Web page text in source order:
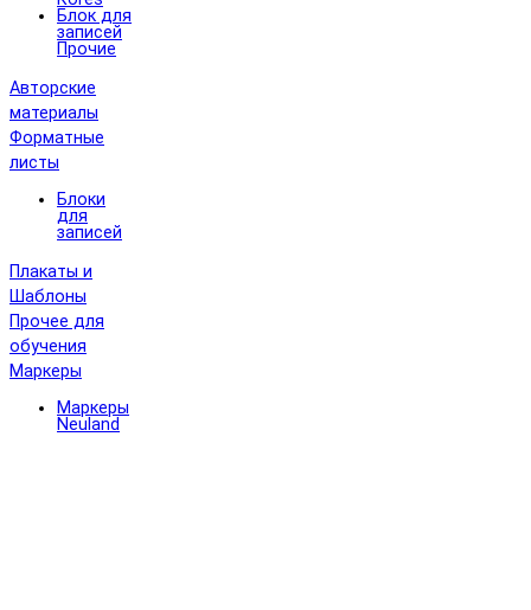
Блок для
записей
Прочие
Авторские
материалы
Форматные
листы
Блоки
для
записей
Плакаты и
Шаблоны
Прочее для
обучения
Маркеры
Маркеры
Neuland